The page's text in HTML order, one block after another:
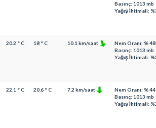
Basınç: 1013 mb
Yağış İhtimali:
20.2 ° C 18 ° C 10.1 km/saat
Nem Oranı: % 48
Basınç: 1013 mb
Yağış İhtimali:
22.1 ° C 20.6 ° C 7.2 km/saat
Nem Oranı: % 44
Basınç: 1013 mb
Yağış İhtimali: